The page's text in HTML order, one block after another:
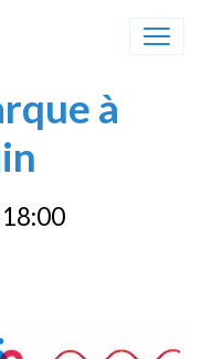
à
18:00